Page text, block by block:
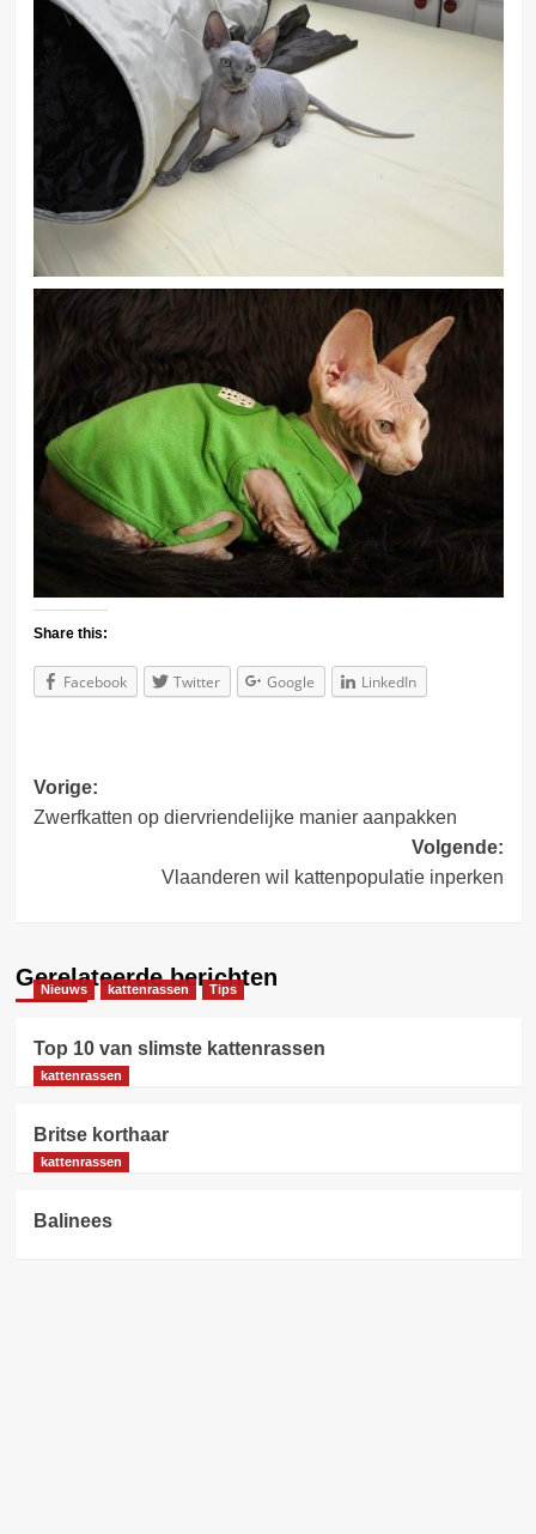
Share this:
Facebook Twitter Google LinkedIn
Bericht
navigatie
Vorige:
Zwerfkatten op diervriendelijke manier aanpakken
Volgende:
Vlaanderen wil kattenpopulatie inperken
Gerelateerde berichten
Nieuws kattenrassen Tips
Top 10 van slimste kattenrassen
kattenrassen
Britse korthaar
kattenrassen
Balinees